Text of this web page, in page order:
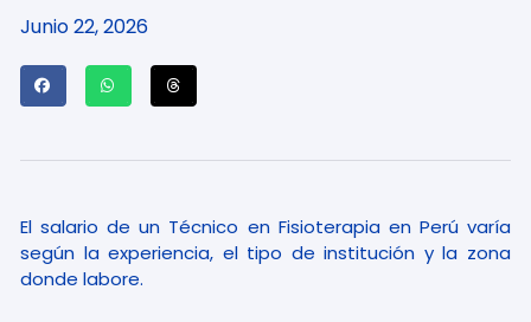
Junio 22, 2026
El salario de un Técnico en Fisioterapia en Perú varía
según la experiencia, el tipo de institución y la zona
donde labore.